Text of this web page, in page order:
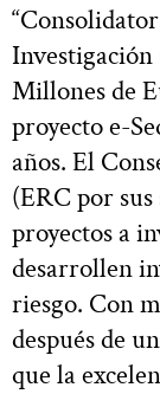
Millones de
proyecto e-
años. El
(ERC por
proyectos a
desarrollen
riesgo. Con
después de
que la